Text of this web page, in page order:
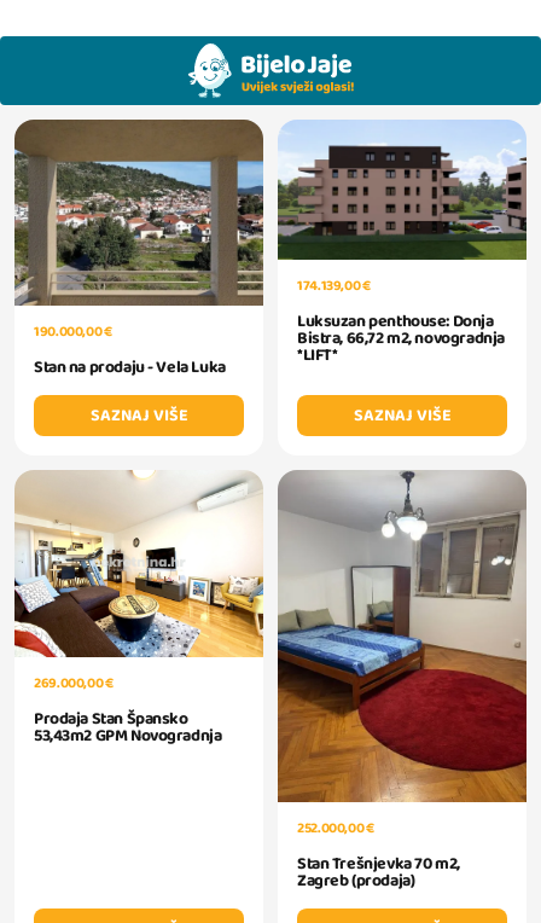
190.000,00 €
Stan na prodaju - Vela Luka
SAZNAJ VIŠE
174.139,00 €
Luksuzan penthouse: Donja
Bistra, 66,72 m2, novogradnja
*LIFT*
SAZNAJ VIŠE
269.000,00 €
Prodaja Stan Špansko
53,43m2 GPM Novogradnja
252.000,00 €
Stan Trešnjevka 70 m2,
Zagreb (prodaja)